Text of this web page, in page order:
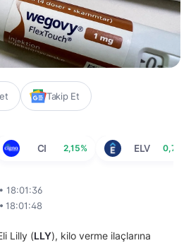
Takip Et
CI 2,15% ELV 0,73%
• 18:01:36
18:01:48
Lilly (LLY), kilo verme ilaçlarına